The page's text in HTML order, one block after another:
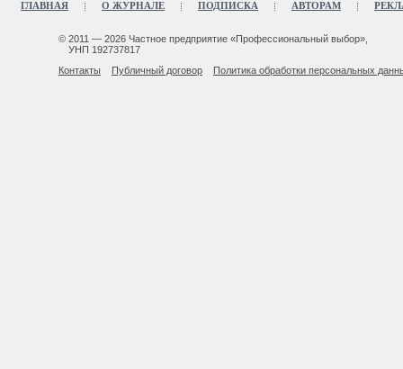
ГЛАВНАЯ О ЖУРНАЛЕ ПОДПИСКА АВТОРАМ
© 2011 — 2026 Частное предприятие «Профессиональный выбор»,
УНП 192737817
Контакты
Публичный договор Политика обработки персональных